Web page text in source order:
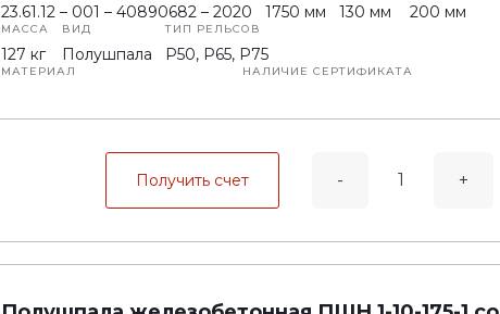
23.61.12 – 001 – 40890682 – 2020 1750 мм 130 мм 200 мм
МАССА
127 кг
ВИД
Полушпала
ТИП РЕЛЬСОВ
P50, P65, P75
МАТЕРИАЛ НАЛИЧИЕ СЕРТИФИКАТА
Получить счет - +